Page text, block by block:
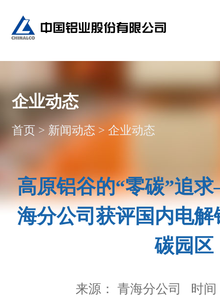
企业动态
首页 > 新闻动态 > 企业动态
高原铝谷的“零碳”追
海分公司获评国内电
碳园区
来源： 青海分公司 时间